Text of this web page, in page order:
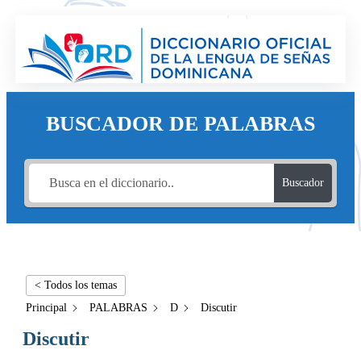
BUSCADOR DE PALABRAS
Buscador
< Todos los temas
Principal
PALABRAS D Discutir
Discutir